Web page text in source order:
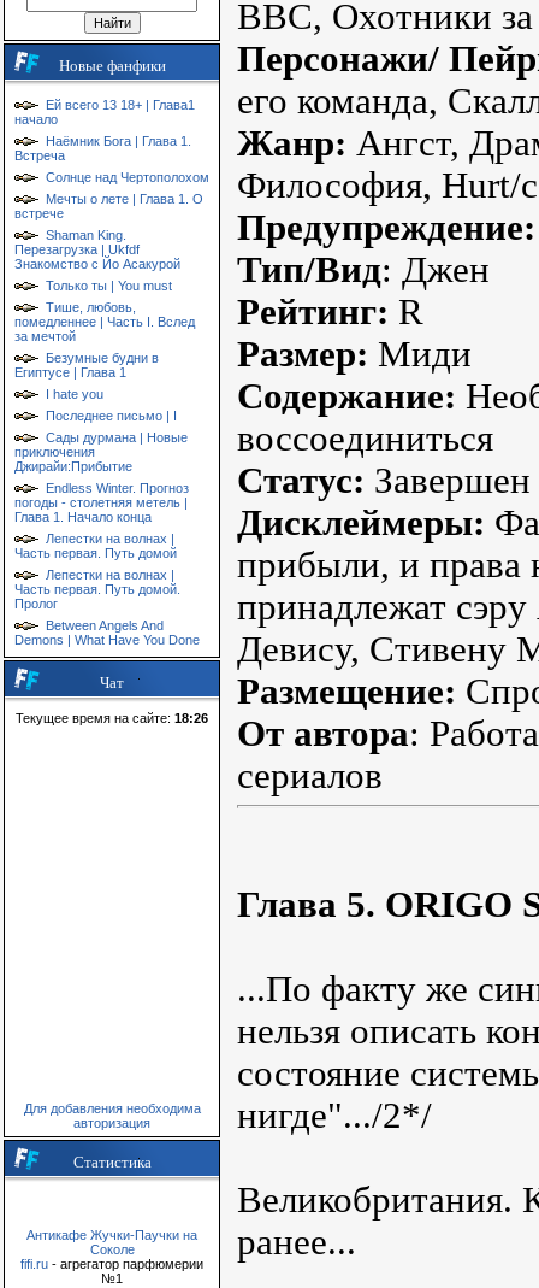
Новые фанфики
Ей всего 13 18+ | Глава1
начало
Наёмник Бога | Глава 1.
Встреча
Солнце над Чертополохом
Мечты о лете | Глава 1. О
встрече
Shaman King.
Перезагрузка | Ukfdf
Знакомство с Йо Асакурой
Только ты | You must
Тише, любовь,
помедленнее | Часть I. Вслед
за мечтой
Безумные будни в
Египтусе | Глава 1
I hate you
Последнее письмо | I
Сады дурмана | Новые
приключения
Джирайи:Прибытие
Endless Winter. Прогноз
погоды - столетняя метель |
Глава 1. Начало конца
Лепестки на волнах |
Часть первая. Путь домой
Лепестки на волнах |
Часть первая. Путь домой.
Пролог
Between Angels And
Demons | What Have You Done
Чат
Текущее время на сайте: 18:26
Для добавления необходима
авторизация
Статистика
Антикафе Жучки-Паучки на
Соколе
fifi.ru - агрегатор парфюмерии
№1
ВВС, Охотники за
Персонажи/
его команда,
Жанр: Ангст,
Философия, Hurt/
Предупреждение:
Тип/Вид: Джен
Рейтинг: R
Размер: Миди
Содержание:
воссоединиться
Статус: Завершен
Дисклеймеры:
прибыли, и права
принадлежат
Девису, Стивену
Размещение:
От автора:
сериалов
Глава 5. ORIGO
...По факту же
нельзя описать
состояние
нигде".../2*/
Великобритания.
ранее...